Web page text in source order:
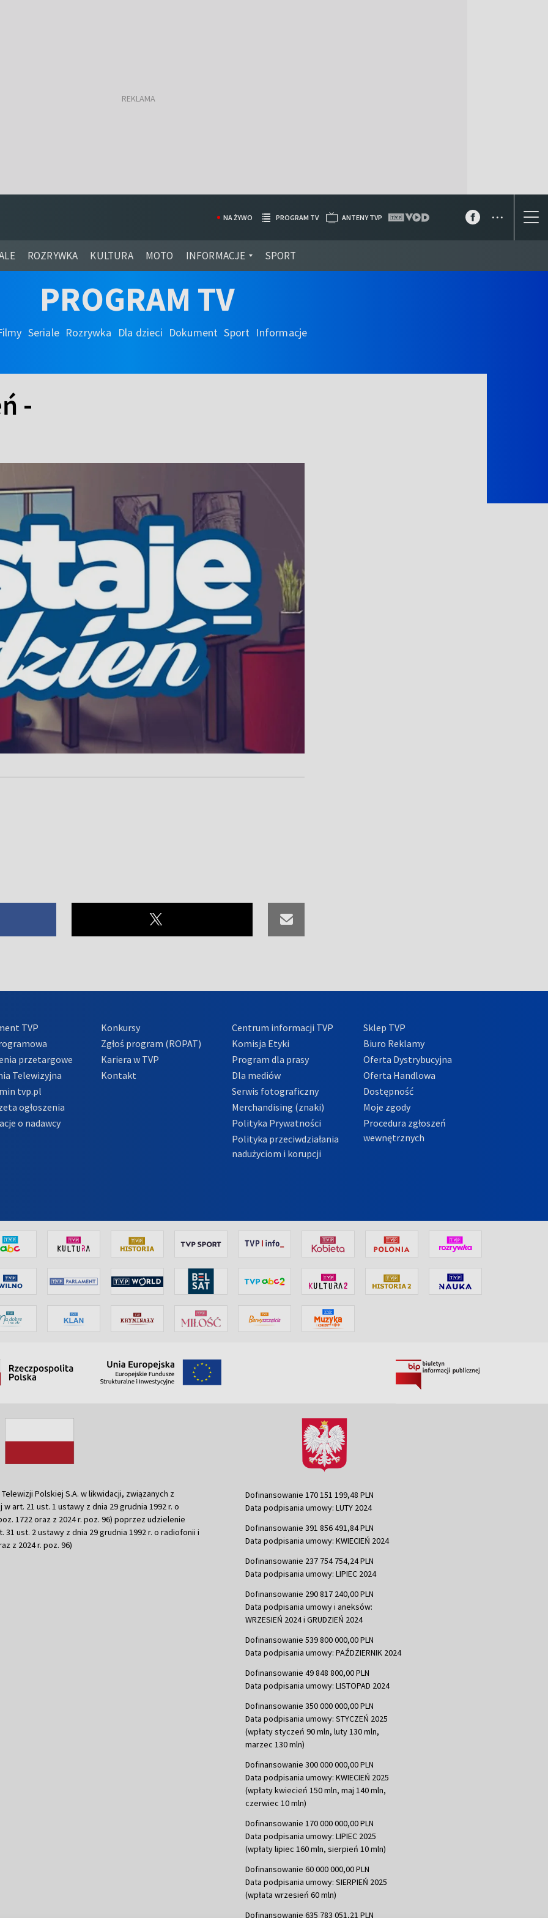
ROZRYWKA KULTURA MOTO INFORMACJE SPORT
NA ŻYWO PROGRAM TV ANTENY TVP ...
PROGRAM TV
Seriale Rozrywka Dla dzieci Dokument Sport Informacje
-
TVP
przetargowe
Telewizyjna
tvp.pl
ogłoszenia
o nadawcy
Konkursy
Zgłoś program (ROPAT)
Kariera w TVP
Kontakt
Centrum informacji TVP
Komisja Etyki
Program dla prasy
Dla mediów
Serwis fotograficzny
Merchandising (znaki)
Polityka Prywatności
Polityka przeciwdziałania
nadużyciom i korupcji
Sklep TVP
Biuro Reklamy
Oferta Dystrybucyjna
Oferta Handlowa
Dostępność
Moje zgody
Procedura zgłoszeń
wewnętrznych
Polskiej S.A. w likwidacji, związanych z
art. 21 ust. 1 ustawy z dnia 29 grudnia 1992 r. o
1722 oraz z 2024 r. poz. 96) poprzez udzielenie
ust. 2 ustawy z dnia 29 grudnia 1992 r. o radiofonii i
z 2024 r. poz. 96)
Dofinansowanie 170 151 199,48 PLN
Data podpisania umowy: LUTY 2024
Dofinansowanie 391 856 491,84 PLN
Data podpisania umowy: KWIECIEŃ 2024
Dofinansowanie 237 754 754,24 PLN
Data podpisania umowy: LIPIEC 2024
Dofinansowanie 290 817 240,00 PLN
Data podpisania umowy i aneksów:
WRZESIEŃ 2024 i GRUDZIEŃ 2024
Dofinansowanie 539 800 000,00 PLN
Data podpisania umowy: PAŹDZIERNIK 2024
Dofinansowanie 49 848 800,00 PLN
Data podpisania umowy: LISTOPAD 2024
Dofinansowanie 350 000 000,00 PLN
Data podpisania umowy: STYCZEŃ 2025
(wpłaty styczeń 90 mln, luty 130 mln,
marzec 130 mln)
Dofinansowanie 300 000 000,00 PLN
Data podpisania umowy: KWIECIEŃ 2025
(wpłaty kwiecień 150 mln, maj 140 mln,
czerwiec 10 mln)
Dofinansowanie 170 000 000,00 PLN
Data podpisania umowy: LIPIEC 2025
(wpłaty lipiec 160 mln, sierpień 10 mln)
Dofinansowanie 60 000 000,00 PLN
Data podpisania umowy: SIERPIEŃ 2025
(wpłata wrzesień 60 mln)
Dofinansowanie 635 783 051,21 PLN